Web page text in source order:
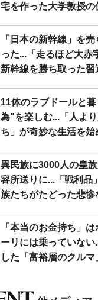
宅を作った大学教授の
「日本の新幹線」を
った...「走るほど大赤
新幹線を勝ち取った
11体のラブドールと
為"を楽しむ...「人よ
ち」が奇妙な生活を始
異民族に3000人の皇
容所送りに...「戦利品
族たちがたどった悲惨
「本当のお金持ち」
ーリには乗っていな
した「富裕層のクルマ